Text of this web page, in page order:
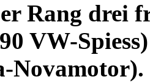
Rang drei
VW-
Novamotor).